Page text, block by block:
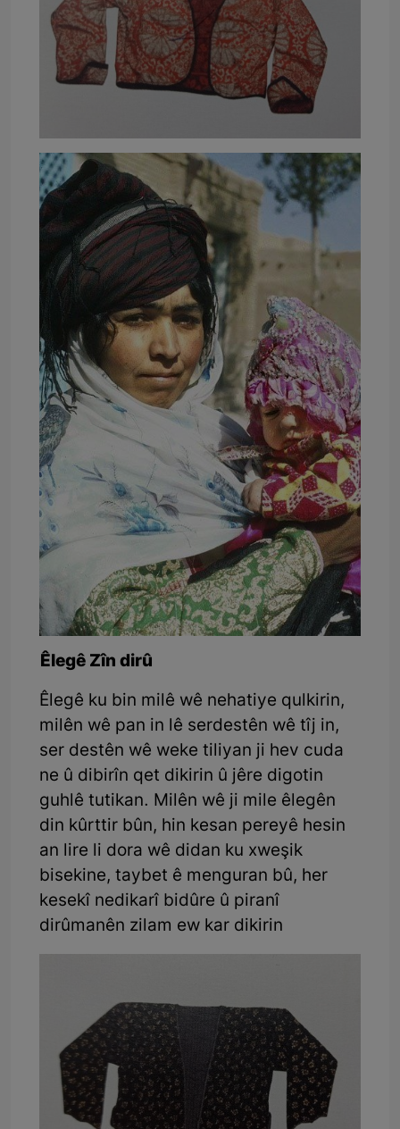
Êlegê Zîn dirû
Êlegê ku bin milê wê nehatiye qulkirin,
milên wê pan in lê serdestên wê tîj in,
ser destên wê weke tiliyan ji hev cuda
ne û dibirîn qet dikirin û jêre digotin
guhlê tutikan. Milên wê ji mile êlegên
din kûrttir bûn, hin kesan pereyê hesin
an lire li dora wê didan ku xweşik
bisekine, taybet ê menguran bû, her
kesekî nedikarî bidûre û piranî
dirûmanên zilam ew kar dikirin